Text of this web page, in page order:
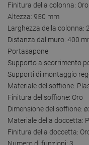
Finitura della colonna: Oro
Altezza: 950 mm
Larghezza della colonna:
Distanza dal muro: 400
Portasapone
Supporto a scorrimento
Supporti di montaggio
Materiale del soffione:
Finitura del soffione: Oro
Dimensione del soffione:
Materiale della doccetta:
Finitura della doccetta:
Numero di funzioni: 3